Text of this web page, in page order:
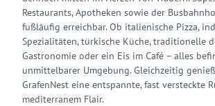
Restaurants, Apotheken sowie der
fußläufig erreichbar. Ob italienische Pizza,
Spezialitäten, türkische Küche, traditionelle
Gastronomie oder ein Eis im Café – alles
unmittelbarer Umgebung. Gleichzeitig
GrafenNest eine entspannte, fast versteckte
mediterranem Flair.